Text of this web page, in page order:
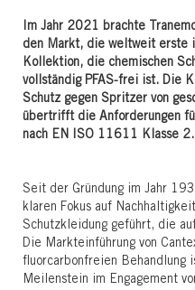
Im Jahr 2021 brachte
den Markt, die weltweit erste
Kollektion, die chemischen
vollständig PFAS-frei ist. Die
Schutz gegen Spritzer von
übertrifft die Anforderungen
nach EN ISO 11611 Klasse 2.
Seit der Gründung im Jahr
klaren Fokus auf
Schutzkleidung geführt, die
Die Markteinführung von
fluorcarbonfreien Behandlung
Meilenstein im Engagement